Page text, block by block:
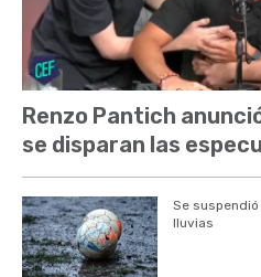
Renzo Pantich
se disparan las
Se
lluvias